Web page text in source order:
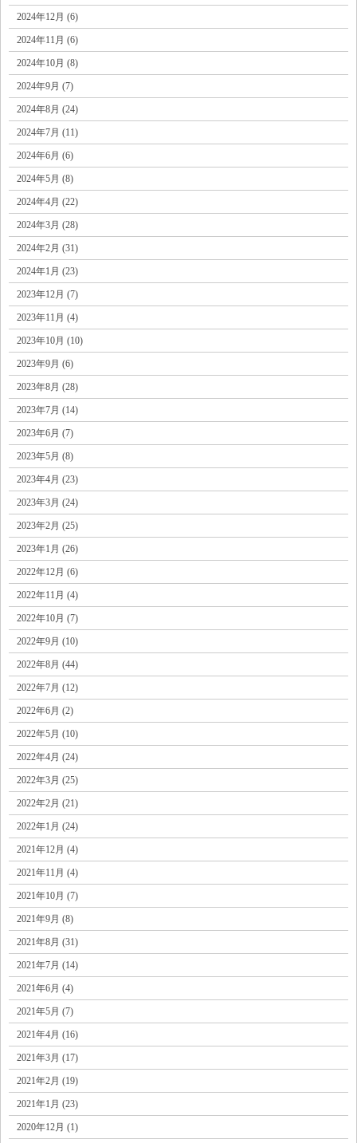
2024年12月 (6)
2024年11月 (6)
2024年10月 (8)
2024年9月 (7)
2024年8月 (24)
2024年7月 (11)
2024年6月 (6)
2024年5月 (8)
2024年4月 (22)
2024年3月 (28)
2024年2月 (31)
2024年1月 (23)
2023年12月 (7)
2023年11月 (4)
2023年10月 (10)
2023年9月 (6)
2023年8月 (28)
2023年7月 (14)
2023年6月 (7)
2023年5月 (8)
2023年4月 (23)
2023年3月 (24)
2023年2月 (25)
2023年1月 (26)
2022年12月 (6)
2022年11月 (4)
2022年10月 (7)
2022年9月 (10)
2022年8月 (44)
2022年7月 (12)
2022年6月 (2)
2022年5月 (10)
2022年4月 (24)
2022年3月 (25)
2022年2月 (21)
2022年1月 (24)
2021年12月 (4)
2021年11月 (4)
2021年10月 (7)
2021年9月 (8)
2021年8月 (31)
2021年7月 (14)
2021年6月 (4)
2021年5月 (7)
2021年4月 (16)
2021年3月 (17)
2021年2月 (19)
2021年1月 (23)
2020年12月 (1)